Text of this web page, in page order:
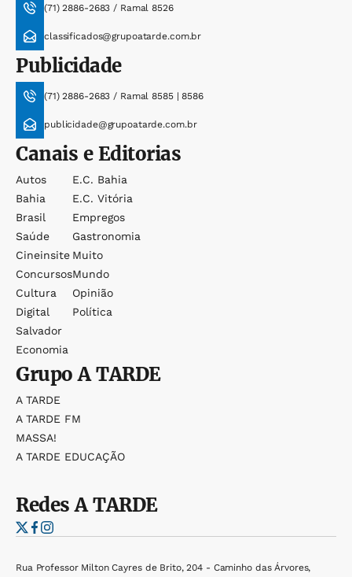
(71) 2886-2683 / Ramal 8526
classificados@grupoatarde.com.br
Publicidade
(71) 2886-2683 / Ramal 8585 | 8586
publicidade@grupoatarde.com.br
Canais e Editorias
Autos
Bahia
Brasil
Saúde
Cineinsite
Concursos
Cultura
Digital
Salvador
Economia
E.c. Bahia
E.c. Vitória
Empregos
Gastronomia
Muito
Mundo
Opinião
Política
GrupoA TARDE
A TARDE
A TARDE FM
MASSA!
A TARDE EDUCAÇÃO
RedesA TARDE
Rua Professor Milton Cayres de Brito, 204 - Caminho das Árvores,